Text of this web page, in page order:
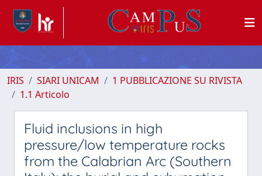
IRIS SIARI UNICAM
1 PUBBLICAZIONE SU RIVISTA
1.1 Articolo
Fluid inclusions in high
pressure/low temperature rocks
from the Calabrian Arc (Southern